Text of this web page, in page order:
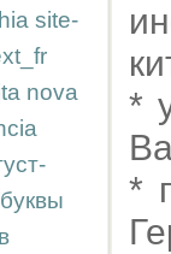
site-
nova
буквы
*
*